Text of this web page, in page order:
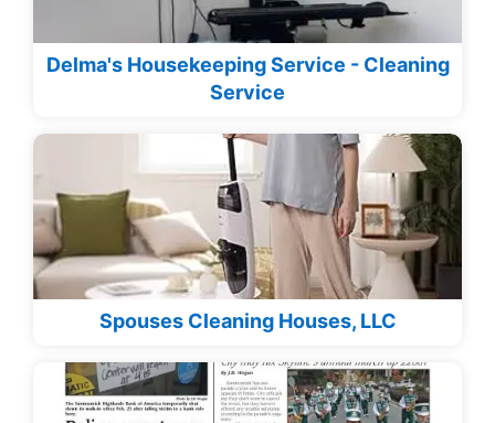
Delma's Housekeeping Service - Cleaning
Service
Spouses Cleaning Houses, LLC